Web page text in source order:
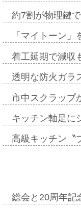
約7割が物理鍵
「マイトーン
着工延期で減収
透明な防火ガラ
市中スクラップ
キッチン軸足に
高級キッチン〝
総会と20周年